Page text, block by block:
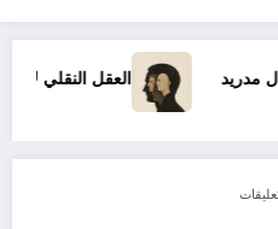
العقل النقلي لا يبدع حتى